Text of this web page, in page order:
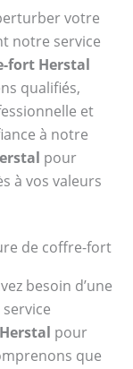
votre
notre service
fort Herstal
qualifiés,
et
à notre
pour
à vos valeurs
de coffre-fort
besoin d’une
pour
que